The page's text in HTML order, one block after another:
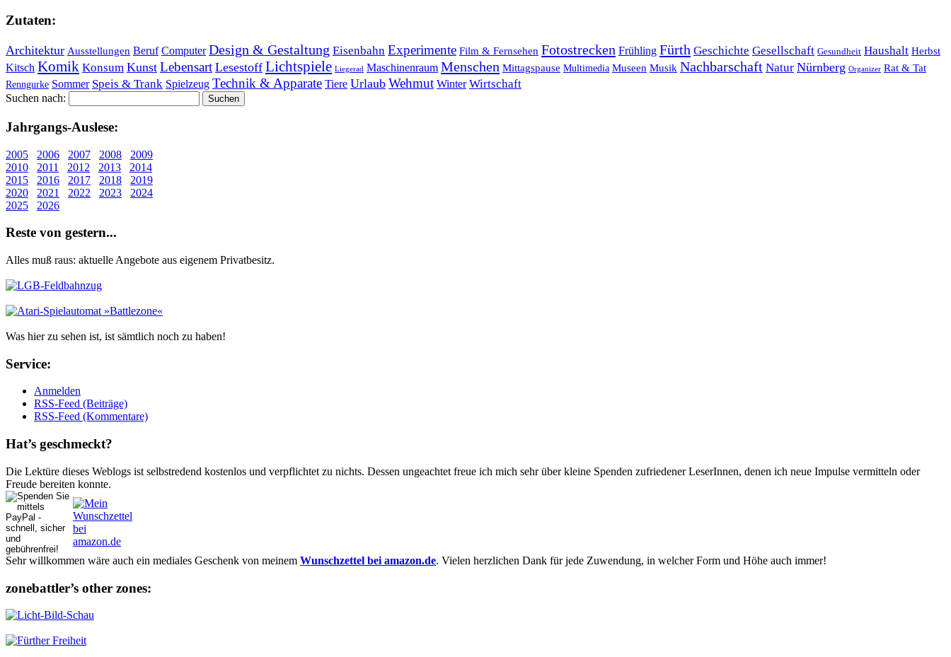
Zu­ta­ten:
Architektur Ausstellungen Beruf Computer Design & Gestaltung Eisenbahn Experimente Film & Fernsehen Fotostrecken Frühling Fürth Geschichte Gesellschaft Gesundheit Haushalt Herbst
Kitsch Komik Konsum Kunst Lebensart Lesestoff Lichtspiele Liegerad Maschinenraum Menschen Mittagspause Multimedia Museen Musik Nachbarschaft Natur Nürnberg Organizer Rat & Tat
Renngurke Sommer Speis & Trank Spielzeug Technik & Apparate Tiere Urlaub Wehmut Winter Wirtschaft
Suchen nach:
Jahr­gangs-Aus­le­se:
2005 2006 2007 2008
2009
2010
2011 2012 2013
2014
2015
2016 2017 2018
2019
2020
2021 2022 2023
2024
2025
2026
Re­ste von ge­stern...
Alles muß raus: aktuelle An­ge­bo­te aus eigenem Privatbesitz.
Was hier zu sehen ist, ist sämt­lich noch zu haben!
Ser­vice:
Anmelden
RSS-Feed (Beiträge)
RSS-Feed (Kommentare)
Hat’s ge­schmeckt?
Die Lektüre dieses Weblogs ist selbstredend kostenlos und ver­pflich­tet zu nichts. Dessen un­ge­achtet freue ich mich sehr über kleine Spenden zufriedener Le­serInnen, denen ich neue Im­pul­se vermitteln oder
Freude bereiten konnte.
Sehr willkommen wäre auch ein mediales Geschenk von meinem Wunschzettel bei amazon.de. Vielen herzlichen Dank für jede Zuwendung, in welcher Form und Höhe auch immer!
zonebattler’s other zo­nes: